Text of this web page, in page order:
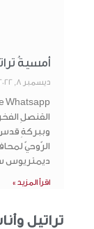
أمسيةُ
ديسمبر 8, 2022
القنصلِ
وببركةِ
الرّوحيّ
ديمتريوس
اقرأ المزيد »
تراتيل